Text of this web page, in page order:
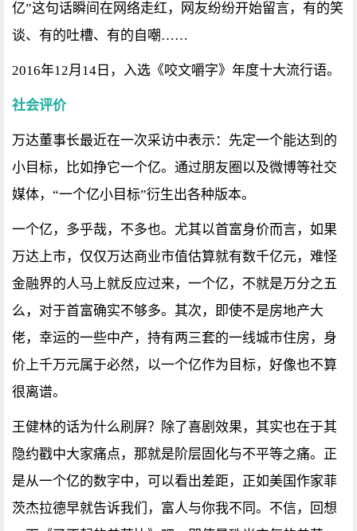
亿”这句话瞬间在网络走红，网友纷纷开始留言，有的笑
谈、有的吐槽、有的自嘲……
2016年12月14日，入选《咬文嚼字》年度十大流行语。
社会评价
万达董事长最近在一次采访中表示：先定一个能达到的
小目标，比如挣它一个亿。通过朋友圈以及微博等社交
媒体，“一个亿小目标”衍生出各种版本。
一个亿，多乎哉，不多也。尤其以首富身价而言，如果
万达上市，仅仅万达商业市值估算就有数千亿元，难怪
金融界的人马上就反应过来，一个亿，不就是万分之五
么，对于首富确实不够多。其次，即使不是房地产大
佬，幸运的一些中产，持有两三套的一线城市住房，身
价上千万元属于必然，以一个亿作为目标，好像也不算
很离谱。
王健林的话为什么刷屏？除了喜剧效果，其实也在于其
隐约戳中大家痛点，那就是阶层固化与不平等之痛。正
是从一个亿的数字中，可以看出差距，正如美国作家菲
茨杰拉德早就告诉我们，富人与你我不同。不信，回想